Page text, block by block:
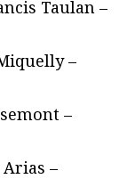
Taulan –
–
–
Arias –